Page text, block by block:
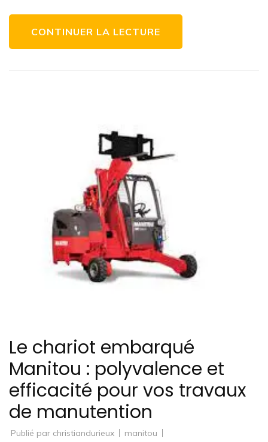
CONTINUER LA LECTURE
Le chariot embarqué
Manitou : polyvalence et
efficacité pour vos travaux
de manutention
Publié par christiandurieux
manitou